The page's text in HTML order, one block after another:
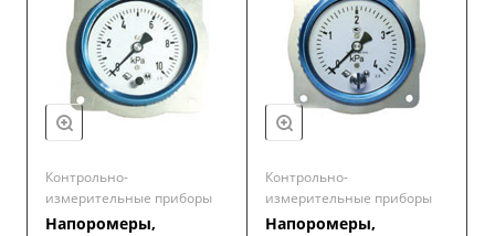
Контрольно-
измерительные приборы
Напоромеры,
Контрольно-
измерительные приборы
Напоромеры,